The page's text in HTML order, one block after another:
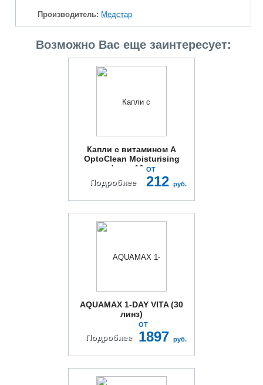
Производитель: Медстар
Возможно Вас еще заинтересует:
Капли с витамином A
OptoClean Moisturising
drops 10мл
Подробнее
ОТ
212 руб.
AQUAMAX 1-DAY VITA (30
линз)
Подробнее
ОТ
1897 руб.